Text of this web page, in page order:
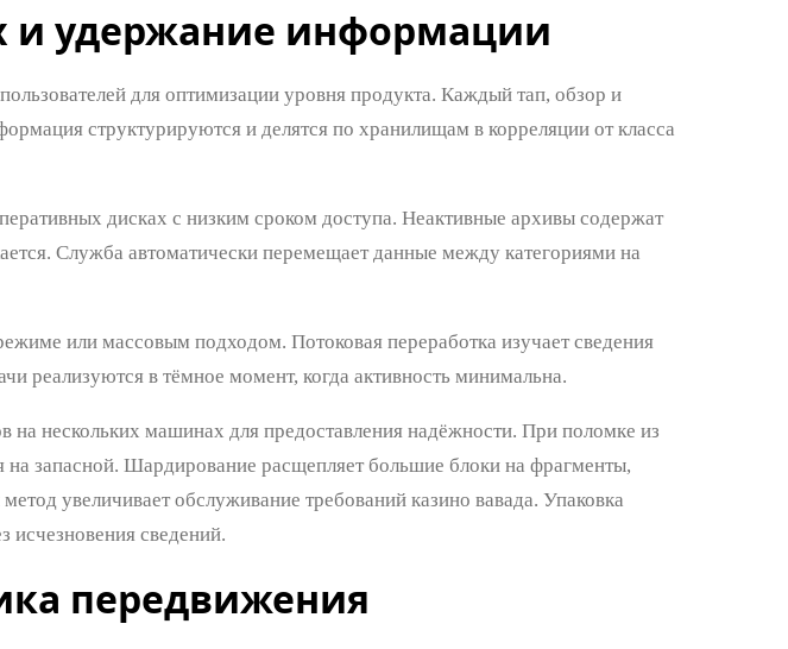
и удержание информации
для оптимизации уровня продукта. Каждый тап, обзор и
структурируются и делятся по хранилищам в корреляции от класса
дисках с низким сроком доступа. Неактивные архивы содержат
Служба автоматически перемещает данные между категориями на
или массовым подходом. Потоковая переработка изучает сведения
реализуются в тёмное момент, когда активность минимальна.
на нескольких машинах для предоставления надёжности. При поломке из
на запасной. Шардирование расщепляет большие блоки на фрагменты,
увеличивает обслуживание требований казино вавада. Упаковка
сведений.
передвижения